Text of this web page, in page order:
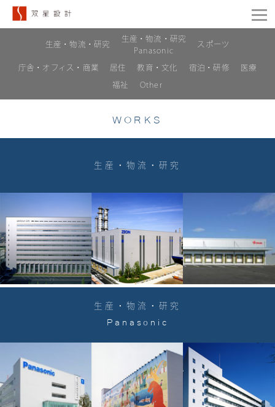
生産・物流・研究
生産・物流・研究
Panasonic
スポーツ
庁舎・オフィス・商業 居住 教育・文化 宿泊・研修 医療
福祉 Other
WORKS
生産・物流・研究
生産・物流・研究
Panasonic